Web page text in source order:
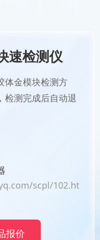
速检测仪
体金模块检测方
检测完成后自动退
scpl/102.ht
报价